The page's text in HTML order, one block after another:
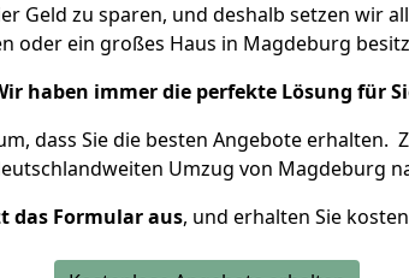
Geld zu sparen, und deshalb setzen wir
oder ein großes Haus in Magdeburg
haben immer die perfekte Lösung für
dass Sie die besten Angebote erhalten.
Umzug von Magdeburg
das Formular aus, und erhalten Sie